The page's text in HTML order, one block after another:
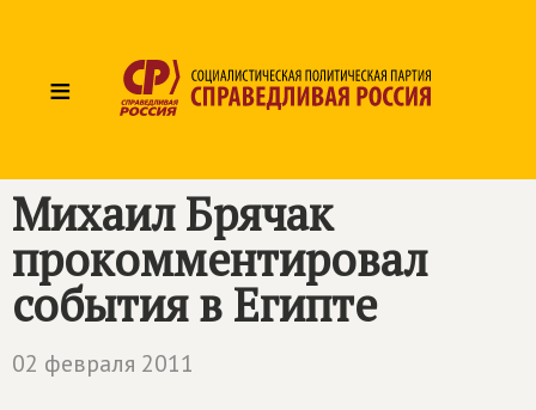
≡
Михаил Брячак
прокомментировал
события в Египте
02 февраля 2011